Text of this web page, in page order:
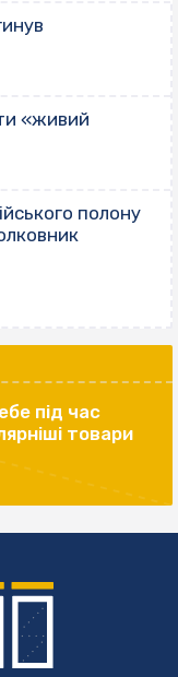
«живий
полону
під час
товари